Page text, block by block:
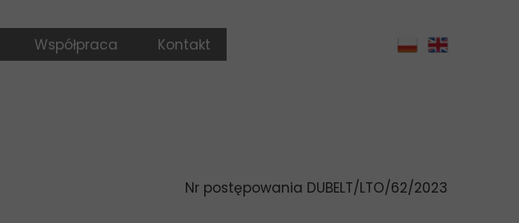
Nr postępowania DUBELT/LTO/62/2023
Współpraca Kontakt